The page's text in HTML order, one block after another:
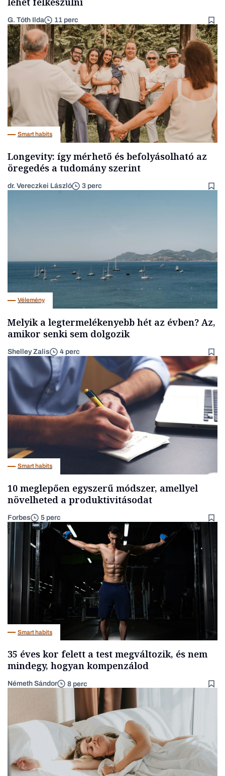
G. Tóth Ilda 11 perc
Smart habits
Longevity: így mérhető és befolyásolható az
öregedés a tudomány szerint
dr. Vereczkei László 3 perc
Vélemény
Melyik a legtermelékenyebb hét az évben? Az,
amikor senki sem dolgozik
Shelley Zalis 4 perc
Smart habits
10 meglepően egyszerű módszer, amellyel
növelheted a produktivitásodat
Forbes 5 perc
Smart habits
35 éves kor felett a test megváltozik, és nem
mindegy, hogyan kompenzálod
Németh Sándor 8 perc